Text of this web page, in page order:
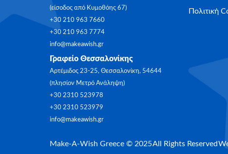
(είσοδος από Κυμοθόης 67)
+30 210 963 7660
+30 210 963 7774
info@makeawish.gr
Γραφείο Θεσσαλονίκης
Αρτέμιδος 23-25, Θεσσαλονίκη, 54644
(πλησίον Μετρό Ανάληψη)
+30 2310 523978
+30 2310 523979
info@makeawish.gr
Πολιτική
Make-A-Wish Greece © 2025All Rights Reserved